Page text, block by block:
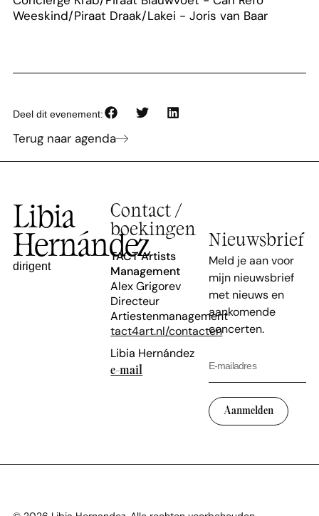
Weeskind/Piraat Draak/Lakei - Joris van Baar
Deel dit evenement:
Terug naar agenda
Libia
Hernández
dirigent
Contact /
boekingen
TACT Artists
Management
Alex Grigorev
Directeur
Artiestenmanagement
tact4art.nl/contacten
Libia Hernández
e-mail
Nieuwsbrief
Meld je aan voor
mijn nieuwsbrief
met nieuws en
aankomende
concerten.
Aanmelden